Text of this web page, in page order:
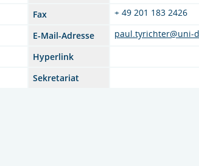
Fax
+ 49 201 183 2426
E-Mail-Adresse
paul.tyrichter@uni-
Hyperlink
Sekretariat